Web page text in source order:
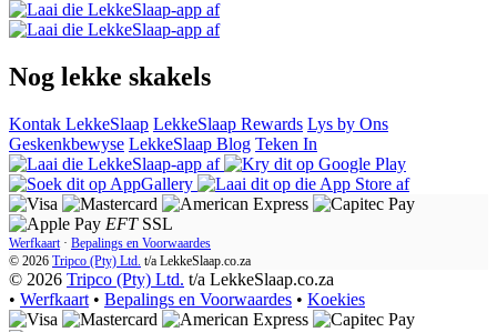
Nog lekke skakels
Kontak LekkeSlaap LekkeSlaap Rewards Lys by Ons
Geskenkbewyse LekkeSlaap Blog Teken In
EFT SSL
Werfkaart · Bepalings en Voorwaardes
© 2026 Tripco (Pty) Ltd. t/a LekkeSlaap.co.za
© 2026 Tripco (Pty) Ltd. t/a LekkeSlaap.co.za
• Werfkaart • Bepalings en Voorwaardes • Koekies